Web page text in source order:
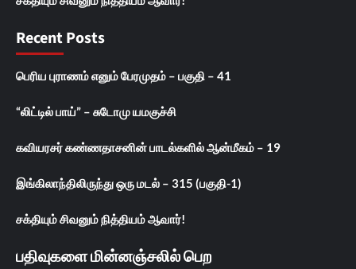
Recent Posts
பெரிய புராணம் எனும் பேரமுதம் – பகுதி – 41
“லிட்டில் பாய்” – சுடோமு யமகுச்சி
கவியரசர் கண்ணதாசனின் பாடல்களில் ஆன்மீகம் – 19
இங்கிலாந்திலிருந்து ஒரு மடல் – 315 (பகுதி-1)
சக்தியும் சிவனும் நித்தியம் ஆவார்!
பதிவுகளை மின்னஞ்சலில் பெற